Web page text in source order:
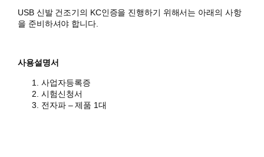
USB 신발 건조기의 KC인증을 진행하기 위해서는 아래의 사항
을 준비하셔야 합니다.
사용설명서
사업자등록증
시험신청서
전자파 – 제품 1대